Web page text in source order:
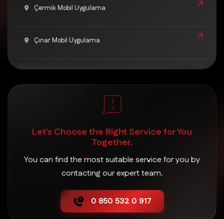
Çermik Mobil Uygulama
Çınar Mobil Uygulama
Eğil Mobil Uygulama
Ergani Mobil Uygulama
Hani Mobil Uygulama
Let's Choose the Right Service for You
Together.
You can find the most suitable service for you by
contacting our expert team.
0 850 532 0 917